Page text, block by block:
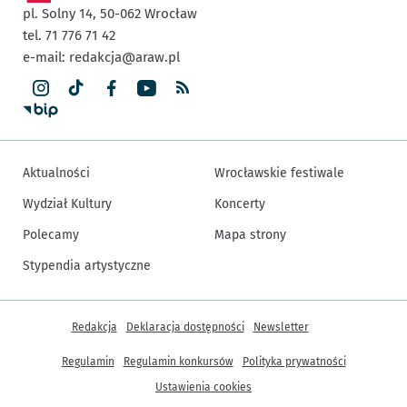
pl. Solny 14, 50-062 Wrocław
tel. 71 776 71 42
e-mail: redakcja@araw.pl
Aktualności
Wydział Kultury
Polecamy
Stypendia artystyczne
Wrocławskie festiwale
Koncerty
Mapa strony
Inne informacje
Redakcja Deklaracja dostępności Newsletter
Regulamin Regulamin konkursów
Polityka prywatności
Ustawienia cookies